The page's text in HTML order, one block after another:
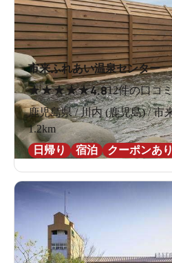
市来ふれあい温泉センター
★★★★★4.812件の口コ
鹿児島県 / 川内 (鹿児島) / 市
1.2km
日帰り
宿泊 クーポンあり